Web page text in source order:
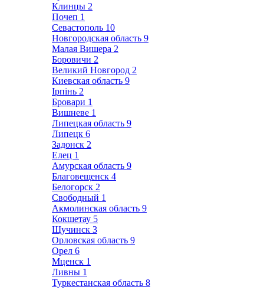
Клинцы 2
Почеп 1
Севастополь 10
Новгородская область 9
Малая Вишера 2
Боровичи 2
Великий Новгород 2
Киевская область 9
Ірпінь 2
Бровари 1
Вишневе 1
Липецкая область 9
Липецк 6
Задонск 2
Елец 1
Амурская область 9
Благовещенск 4
Белогорск 2
Свободный 1
Акмолинская область 9
Кокшетау 5
Щучинск 3
Орловская область 9
Орел 6
Мценск 1
Ливны 1
Туркестанская область 8